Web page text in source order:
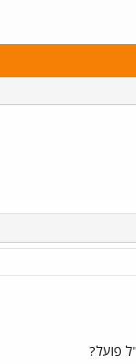
פועל?